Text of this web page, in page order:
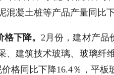
混凝土桩等产品产量同比
格下降。2月份，建材产品
、建筑技术玻璃、玻璃纤
格同比下降16.4％，平板